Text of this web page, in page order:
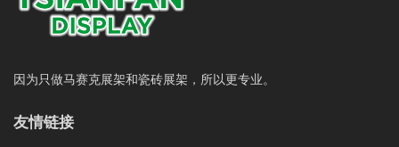
因为只做马赛克展架和瓷砖展架，所以更专业。
友情链接